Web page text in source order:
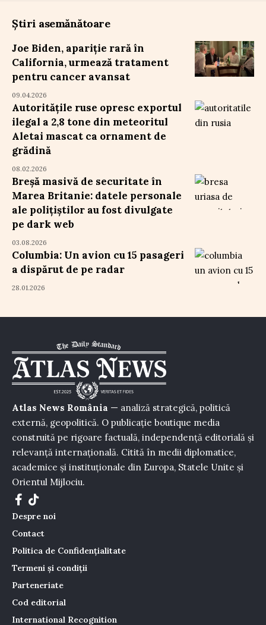
Știri asemănătoare
Joe Biden, apariție rară în
California, urmează tratament
pentru cancer avansat
09.04.2026
Autoritățile ruse opresc exportul
ilegal a 2,8 tone din meteoritul
Aletai mascat ca ornament de
grădină
08.02.2026
Breșă masivă de securitate în
Marea Britanie: datele personale
ale polițiștilor au fost divulgate
pe dark web
03.08.2026
Columbia: Un avion cu 15 pasageri
a dispărut de pe radar
28.01.2026
Atlas News România — analiză strategică, politică
externă, geopolitică. O publicație boutique media
construită pe rigoare factuală, independență editorială și
relevanță internațională. Citită în medii diplomatice,
academice și instituționale din Europa, Statele Unite și
Orientul Mijlociu.
Despre noi
Contact
Politica de Confidențialitate
Termeni și condiții
Parteneriate
Cod editorial
International Recognition